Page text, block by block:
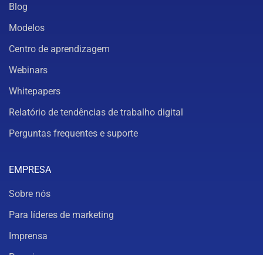
Blog
Modelos
Centro de aprendizagem
Webinars
Whitepapers
Relatório de tendências de trabalho digital
Perguntas frequentes e suporte
EMPRESA
Sobre nós
Para líderes de marketing
Imprensa